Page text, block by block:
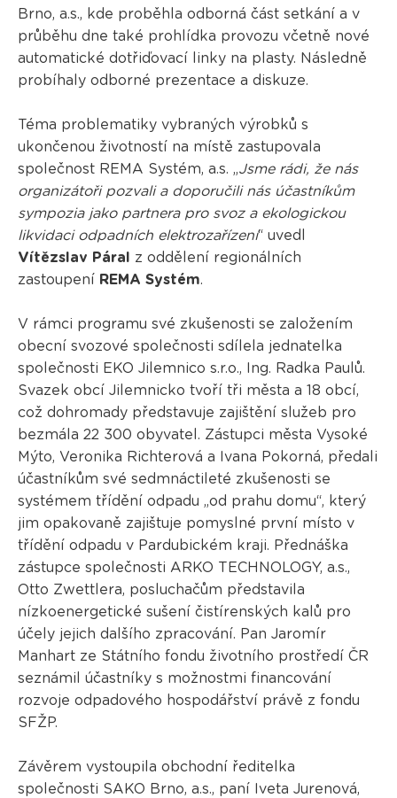
Brno, a.s., kde proběhla odborná část setkání a v
průběhu dne také prohlídka provozu včetně nové
automatické dotřiďovací linky na plasty. Následně
probíhaly odborné prezentace a diskuze.
Téma problematiky vybraných výrobků s
ukončenou životností na místě zastupovala
společnost REMA Systém, a.s. „Jsme rádi, že nás
organizátoři pozvali a doporučili nás účastníkům
sympozia jako partnera pro svoz a ekologickou
likvidaci odpadních elektrozařízení“ uvedl
Vítězslav Páral
z oddělení regionálních
zastoupení
REMA Systém.
V rámci programu své zkušenosti se založením
obecní svozové společnosti sdílela jednatelka
společnosti EKO Jilemnico s.r.o., Ing. Radka Paulů.
Svazek obcí Jilemnicko tvoří tři města a 18 obcí,
což dohromady představuje zajištění služeb pro
bezmála 22 300 obyvatel. Zástupci města Vysoké
Mýto, Veronika Richterová a Ivana Pokorná, předali
účastníkům své sedmnáctileté zkušenosti se
systémem třídění odpadu „od prahu domu“, který
jim opakovaně zajištuje pomyslné první místo v
třídění odpadu v Pardubickém kraji. Přednáška
zástupce společnosti ARKO TECHNOLOGY, a.s.,
Otto Zwettlera, posluchačům představila
nízkoenergetické sušení čistírenských kalů pro
účely jejich dalšího zpracování. Pan Jaromír
Manhart ze Státního fondu životního prostředí ČR
seznámil účastníky s možnostmi financování
rozvoje odpadového hospodářství právě z fondu
SFŽP.
Závěrem vystoupila obchodní ředitelka
společnosti SAKO Brno, a.s., paní Iveta Jurenová,